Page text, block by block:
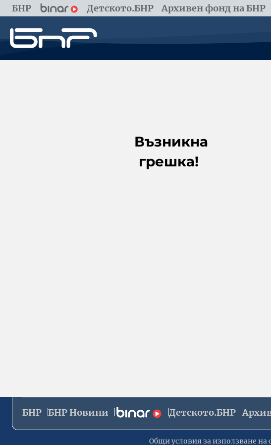
БНР Детското.БНР Архивен фонд на БНР
Възникна
грешка!
БНР БНР Новини Детското.БНР
Общи условия за използване на